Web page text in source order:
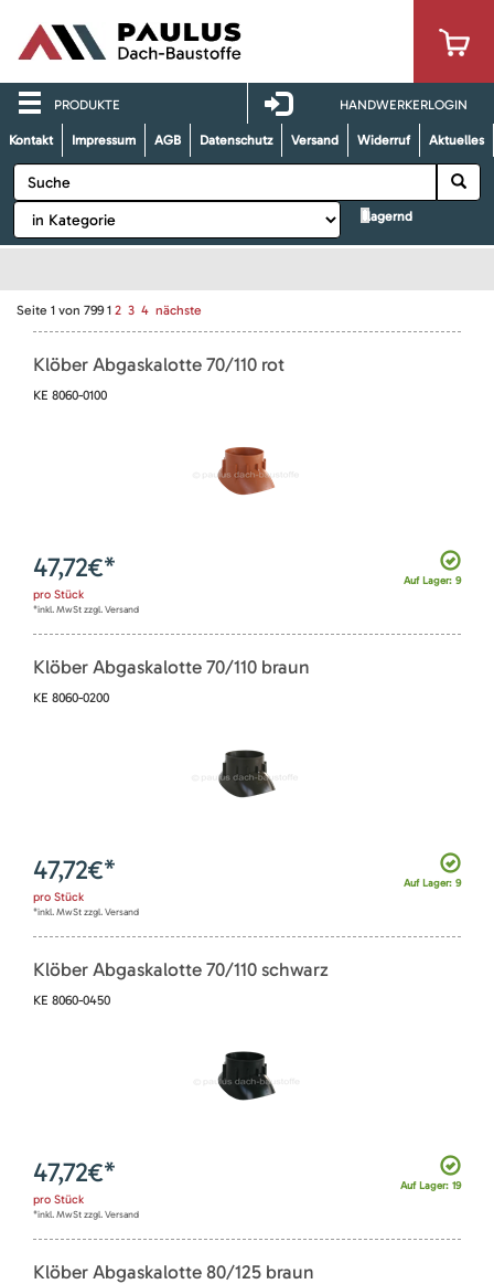
PRODUKTE HANDWERKERLOGIN
Kontakt Impressum AGB Datenschutz Versand Widerruf Aktuelles
lagernd
Seite 1 von 799 1 2 3 4 nächste
Klöber Abgaskalotte 70/110 rot
KE 8060-0100
Auf Lager: 9
47,72€*
pro Stück
*inkl. MwSt zzgl. Versand
Klöber Abgaskalotte 70/110 braun
KE 8060-0200
Auf Lager: 9
47,72€*
pro Stück
*inkl. MwSt zzgl. Versand
Klöber Abgaskalotte 70/110 schwarz
KE 8060-0450
Auf Lager: 19
47,72€*
pro Stück
*inkl. MwSt zzgl. Versand
Klöber Abgaskalotte 80/125 braun